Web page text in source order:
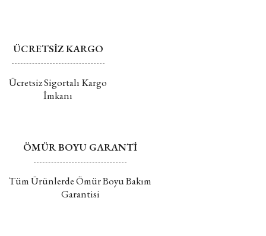
ÜCRETSİZ KARGO
Ücretsiz Sigortalı Kargo
İmkanı
ÖMÜR BOYU GARANTİ
Tüm Ürünlerde Ömür Boyu Bakım
Garantisi